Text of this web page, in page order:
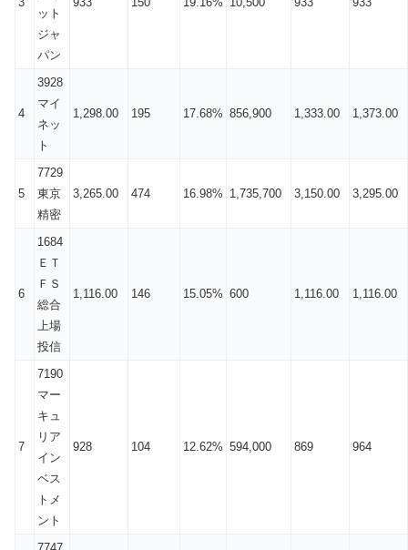
ット
ジャ
パン
4
3928
マイ
ネッ
ト
1,298.00 195 17.68% 856,900 1,333.00 1,373.00
5
7729
東京
精密
3,265.00 474 16.98% 1,735,700 3,150.00 3,295.00
6
1684
ＥＴ
ＦＳ
総合
上場
投信
1,116.00 146 15.05% 600 1,116.00 1,116.00
7
7190
マー
キュ
リア
イン
ベス
トメ
ント
928 104 12.62% 594,000 869 964